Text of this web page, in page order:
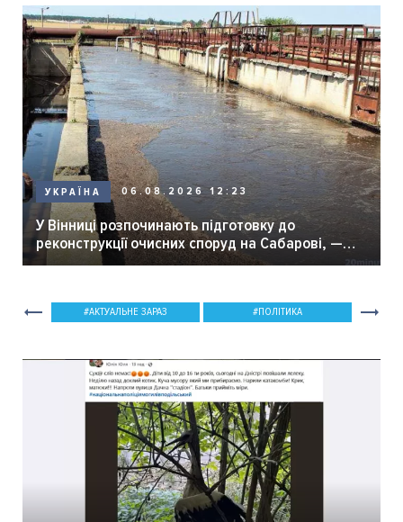
УКРАЇНА 06.08.2026 12:23
У Вінниці розпочинають підготовку до
реконструкції очисних споруд на Сабарові, —
мер Вінниці.
АКТУАЛЬНЕ ЗАРАЗ ПОЛІТИКА